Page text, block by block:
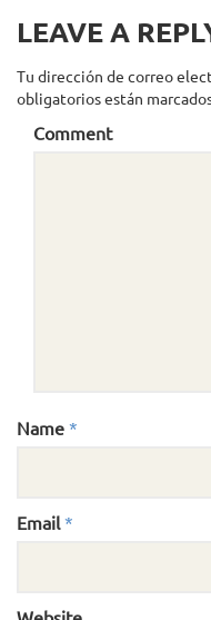
LEAVE A
Tu dirección de correo
obligatorios están
Comment
Name *
Email *